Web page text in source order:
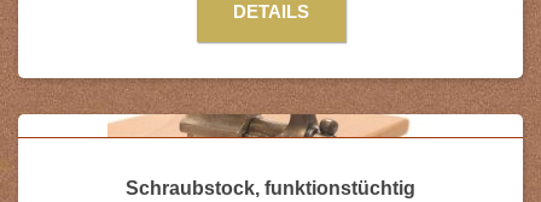
DETAILS
Schraubstock, funktionstüchtig